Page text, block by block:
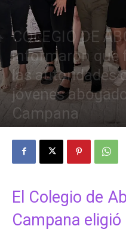
COLEGIO DE
informaron que
las autoridades
jóvenes
Campana
El Colegio de
Campana eligió